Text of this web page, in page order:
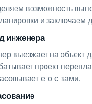
возможность
и заключаем
инженера
выезжает на объект
проект
его с вами.